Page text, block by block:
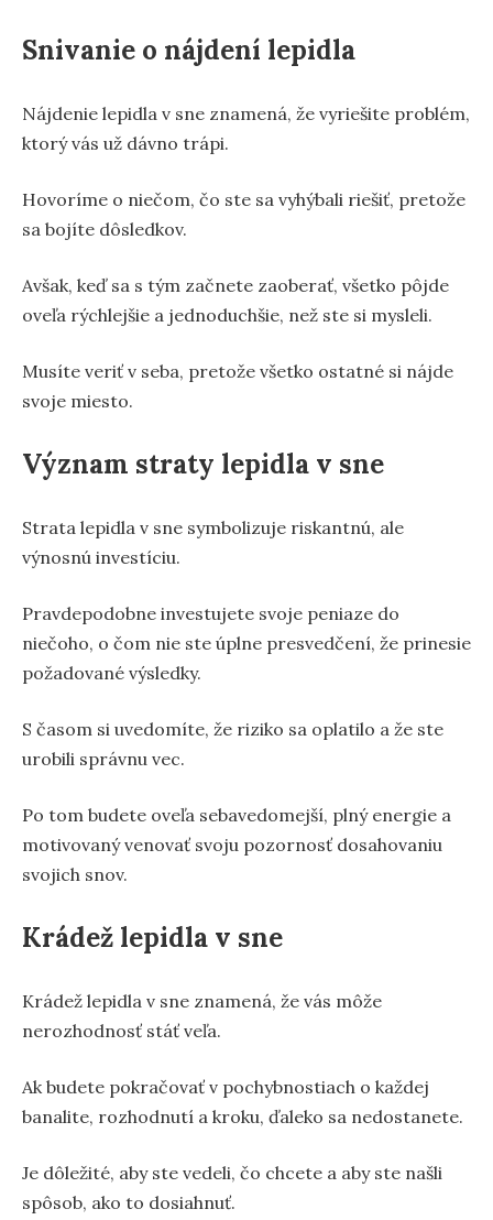
Snivanie o nájdení lepidla
Nájdenie lepidla v sne znamená, že vyriešite problém,
ktorý vás už dávno trápi.
Hovoríme o niečom, čo ste sa vyhýbali riešiť, pretože
sa bojíte dôsledkov.
Avšak, keď sa s tým začnete zaoberať, všetko pôjde
oveľa rýchlejšie a jednoduchšie, než ste si mysleli.
Musíte veriť v seba, pretože všetko ostatné si nájde
svoje miesto.
Význam straty lepidla v sne
Strata lepidla v sne symbolizuje riskantnú, ale
výnosnú investíciu.
Pravdepodobne investujete svoje peniaze do
niečoho, o čom nie ste úplne presvedčení, že prinesie
požadované výsledky.
S časom si uvedomíte, že riziko sa oplatilo a že ste
urobili správnu vec.
Po tom budete oveľa sebavedomejší, plný energie a
motivovaný venovať svoju pozornosť dosahovaniu
svojich snov.
Krádež lepidla v sne
Krádež lepidla v sne znamená, že vás môže
nerozhodnosť stáť veľa.
Ak budete pokračovať v pochybnostiach o každej
banalite, rozhodnutí a kroku, ďaleko sa nedostanete.
Je dôležité, aby ste vedeli, čo chcete a aby ste našli
spôsob, ako to dosiahnuť.